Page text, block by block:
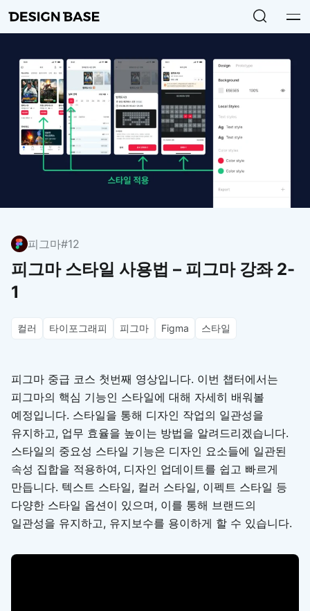
피그마#12
피그마 스타일 사용법 – 피그마 강좌 2-
1
컬러 타이포그래피 피그마 Figma 스타일
피그마 중급 코스 첫번째 영상입니다. 이번 챕터에서는
피그마의 핵심 기능인 스타일에 대해 자세히 배워볼
예정입니다. 스타일을 통해 디자인 작업의 일관성을
유지하고, 업무 효율을 높이는 방법을 알려드리겠습니다.
스타일의 중요성 스타일 기능은 디자인 요소들에 일관된
속성 집합을 적용하여, 디자인 업데이트를 쉽고 빠르게
만듭니다. 텍스트 스타일, 컬러 스타일, 이펙트 스타일 등
다양한 스타일 옵션이 있으며, 이를 통해 브랜드의
일관성을 유지하고, 유지보수를 용이하게 할 수 있습니다.